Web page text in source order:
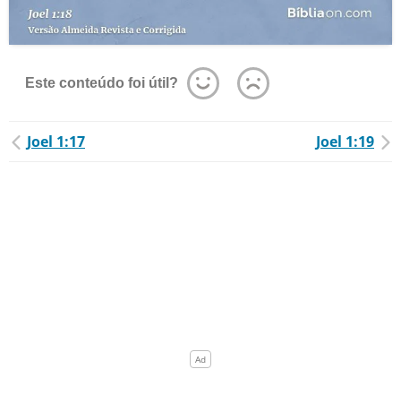
Este conteúdo foi útil?
Joel 1:17 Joel 1:19